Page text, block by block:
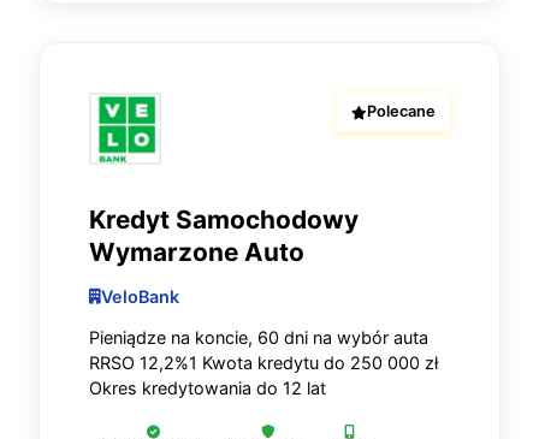
Polecane
Kredyt Samochodowy
Wymarzone Auto
VeloBank
Pieniądze na koncie, 60 dni na wybór auta
RRSO 12,2%1 Kwota kredytu do 250 000 zł
Okres kredytowania do 12 lat